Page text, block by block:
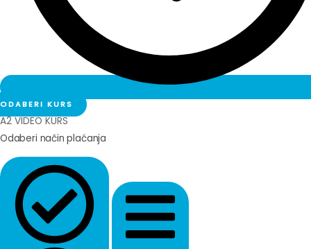
ODABERI KURS
A2 VIDEO KURS
Odaberi način plaćanja